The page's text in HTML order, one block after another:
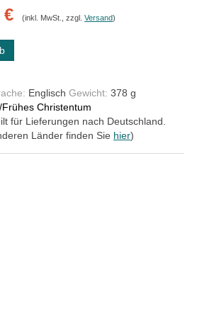
€ (inkl. MwSt., zzgl. Versand)
Englisch Gewicht: 378 g
Frühes Christentum
für Lieferungen nach Deutschland.
Länder finden Sie hier)